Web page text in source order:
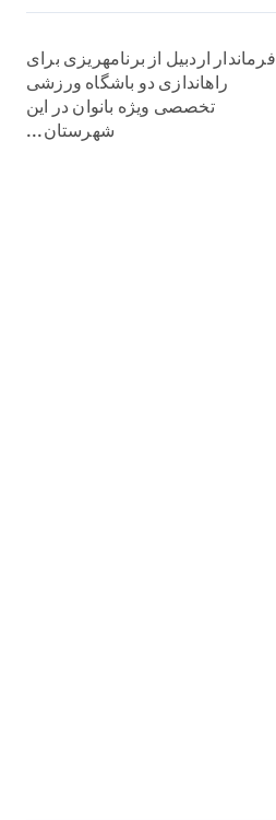
فرماندار اردبیل از برنامهریزی برای
راهاندازی دو باشگاه ورزشی
تخصصی ویژه بانوان در این
شهرستان...